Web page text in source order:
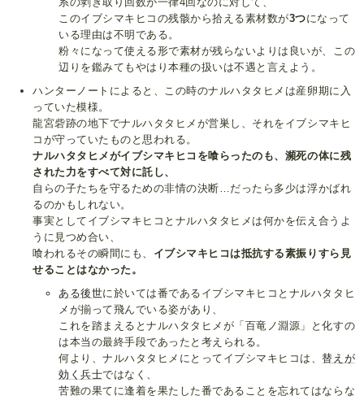
このイブシマキヒコの残骸から拾える素材数が3つになって
いる理由は不明である。
粉々になって使える形で素材が残らないよりは良いが、この
辺りを鑑みてもやはり本種の扱いは不遇と言えよう。
ハンターノートによると、この時のナルハタタヒメは産卵期に入
っていた模様。
龍宮砦跡の地下でナルハタタヒメが営巣し、それをイブシマキヒ
コが守っていたものと思われる。
ナルハタタヒメがイブシマキヒコを喰らったのも、瀕死の体に残
された力をすべて対に託し、
自らの子たちを守るための非情の決断…だったら多少は浮かばれ
るのかもしれない。
事実としてイブシマキヒコとナルハタタヒメは何かを伝え合うよ
うに見つめ合い、
喰われるその瞬間にも、 イブシマキヒコは抵抗する素振りすら見
せることはなかった。
ある後世に於いては番であるイブシマキヒコとナルハタタヒ
メが揃って飛んでいる姿があり、
これを踏まえるとナルハタタヒメが「百竜ノ淵源」と化すの
は本当の最終手段であったと考えられる。
何より、ナルハタタヒメにとってイブシマキヒコは、替えが
効く兵士ではなく、
苦難の果てに逢着を果たした番であることを忘れてはならな